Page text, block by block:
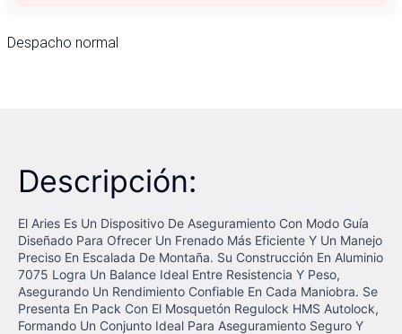
Despacho normal
Descripción:
El Aries Es Un Dispositivo De Aseguramiento Con Modo Guía
Diseñado Para Ofrecer Un Frenado Más Eficiente Y Un Manejo
Preciso En Escalada De Montaña. Su Construcción En Aluminio
7075 Logra Un Balance Ideal Entre Resistencia Y Peso,
Asegurando Un Rendimiento Confiable En Cada Maniobra. Se
Presenta En Pack Con El Mosquetón Regulock HMS Autolock,
Formando Un Conjunto Ideal Para Aseguramiento Seguro Y